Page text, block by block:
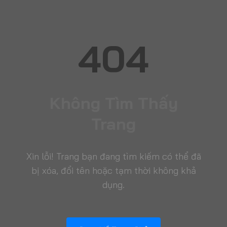
404
Xin lỗi! Trang bạn đang tìm kiếm có thể đã
bị xóa, đổi tên hoặc tạm thời không khả
dụng.